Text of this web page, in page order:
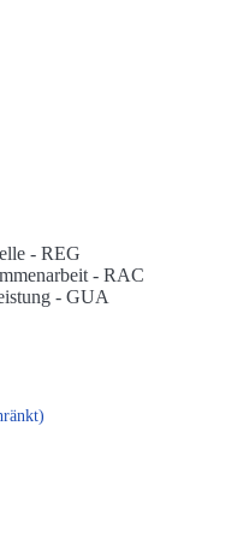
- REG
- RAC
- GUA